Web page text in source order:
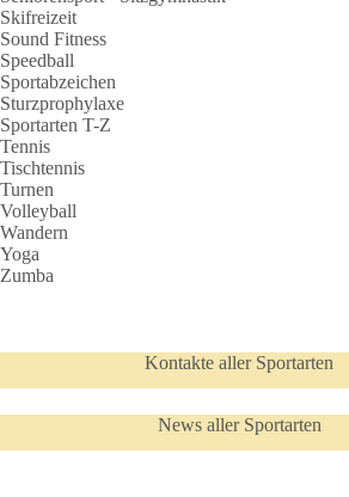
Skifreizeit
Sound Fitness
Speedball
Sportabzeichen
Sturzprophylaxe
Sportarten T-Z
Tennis
Tischtennis
Turnen
Volleyball
Wandern
Yoga
Zumba
Kontakte aller Sportarten
News aller Sportarten